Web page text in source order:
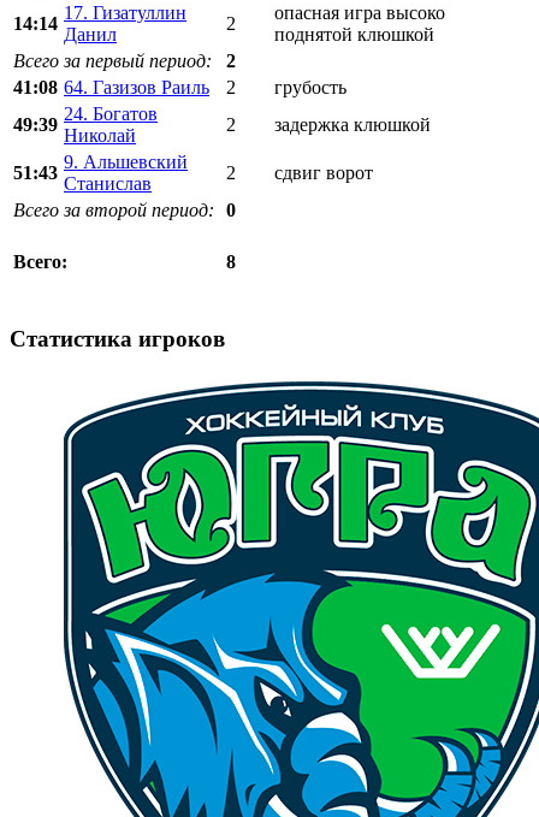
14:14
17. Гизатуллин
Данил
2
опасная игра высоко
поднятой клюшкой
Всего за первый период:
2
41:08 64. Газизов Раиль 2
грубость
49:39
24. Богатов
Николай
2 задержка клюшкой
51:43
9. Альшевский
Станислав
2
сдвиг ворот
Всего за второй период:
0
Всего: 8
Статистика игроков